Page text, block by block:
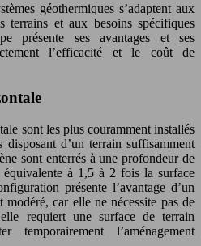
géothermiques s’adaptent aux
terrains et aux besoins spécifiques
présente ses avantages et ses
l’efficacité et le coût de
sont les plus couramment installés
d’un terrain suffisamment
sont enterrés à une profondeur de
à 1,5 à 2 fois la surface
présente l’avantage d’un
car elle ne nécessite pas de
requiert une surface de terrain
temporairement l’aménagement